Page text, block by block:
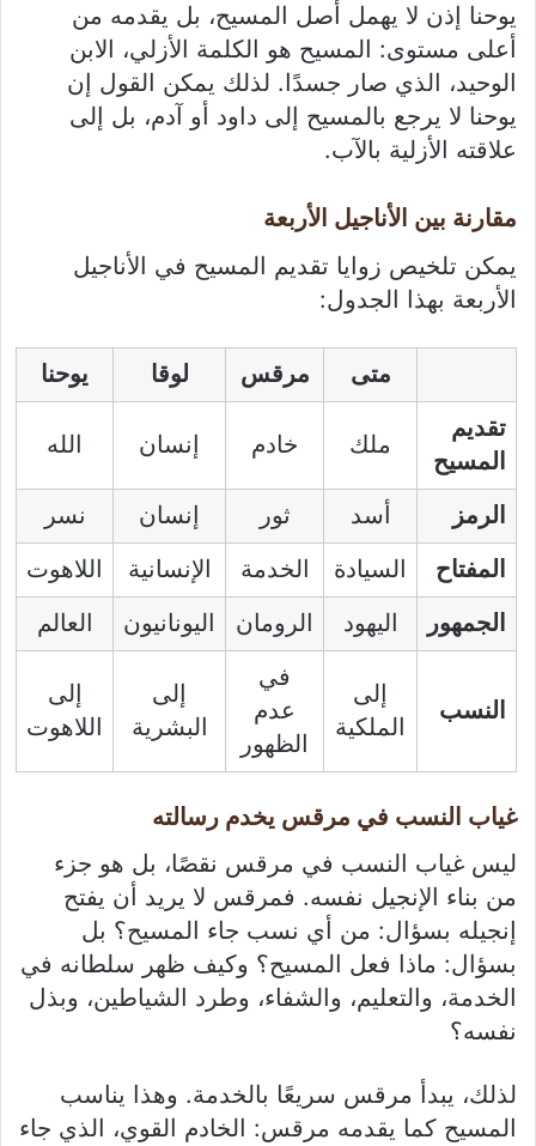
يوحنا إذن لا يهمل أصل المسيح، بل يقدمه من
أعلى مستوى: المسيح هو الكلمة الأزلي، الابن
الوحيد، الذي صار جسدًا. لذلك يمكن القول إن
يوحنا لا يرجع بالمسيح إلى داود أو آدم، بل إلى
علاقته الأزلية بالآب.
مقارنة بين الأناجيل الأربعة
يمكن تلخيص زوايا تقديم المسيح في الأناجيل
الأربعة بهذا الجدول:
متى مرقس لوقا
يوحنا
تقديم
المسيح
ملك خادم إنسان الله
الرمز أسد ثور إنسان
نسر
المفتاح
السيادة الخدمة الإنسانية
اللاهوت
الجمهور
اليهود الرومان اليونانيون العالم
النسب
إلى
الملكية
في
عدم
الظهور
إلى
البشرية
إلى
اللاهوت
غياب النسب في مرقس يخدم رسالته
ليس غياب النسب في مرقس نقصًا، بل هو جزء
من بناء الإنجيل نفسه. فمرقس لا يريد أن يفتح
إنجيله بسؤال: من أي نسب جاء المسيح؟ بل
بسؤال: ماذا فعل المسيح؟ وكيف ظهر سلطانه في
الخدمة، والتعليم، والشفاء، وطرد الشياطين، وبذل
نفسه؟
لذلك، يبدأ مرقس سريعًا بالخدمة. وهذا يناسب
المسيح كما يقدمه مرقس: الخادم القوي، الذي جاء